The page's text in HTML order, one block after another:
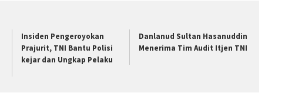
Insiden Pengeroyokan
Prajurit, TNI Bantu Polisi
kejar dan Ungkap Pelaku
Danlanud Sultan Hasanuddin
Menerima Tim Audit Itjen TNI